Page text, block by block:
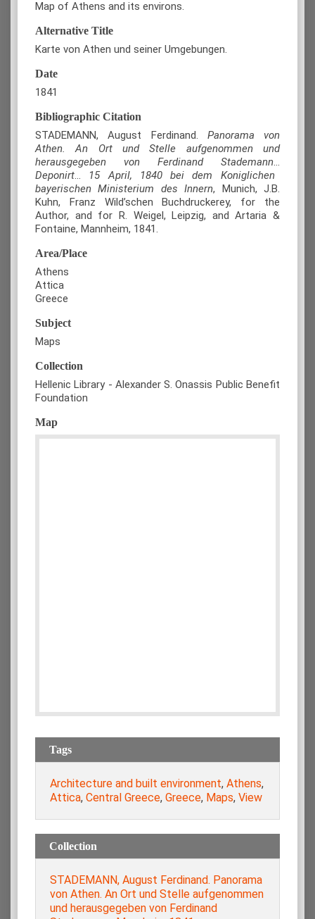
Map of Athens and its environs.
Alternative Title
Karte von Athen und seiner Umgebungen.
Date
1841
Bibliographic Citation
STADEMANN, August Ferdinand. Panorama von
Athen. An Ort und Stelle aufgenommen und
herausgegeben von Ferdinand Stademann...
Deponirt... 15 April, 1840 bei dem Koniglichen
bayerischen Ministerium des Innern, Munich, J.B.
Kuhn, Franz Wild’schen Buchdruckerey, for the
Author, and for R. Weigel, Leipzig, and Artaria &
Fontaine, Mannheim, 1841.
Area/Place
Athens
Attica
Greece
Subject
Maps
Collection
Hellenic Library - Alexander S. Onassis Public Benefit
Foundation
Map
Tags
Architecture and built environment, Athens,
Attica, Central Greece, Greece, Maps, View
Collection
STADEMANN, August Ferdinand. Panorama
von Athen. An Ort und Stelle aufgenommen
und herausgegeben von Ferdinand